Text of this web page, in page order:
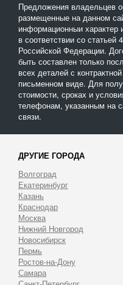
Предложения владельцев
размещенные на данном
информационныи характер
в соответствии со статьей
Российской Федерации.
быть составлен только
всех деталей с
письменном виде. Для
стоимости, сроках и
телефонам, указанным на
связи.
ДРУГИЕ ГОРОДА
Волгоград
Екатеринбург
Казань
Краснодар
Москва
Нижний Новгород
Новосибирск
Пермь
Ростов-на-Дону
Самара